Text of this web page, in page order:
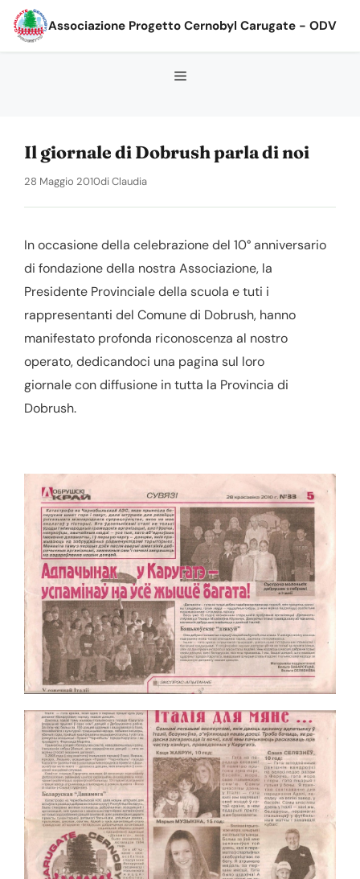
Associazione Progetto Cernobyl Carugate - ODV
Il giornale di Dobrush parla di noi
28 Maggio 2010diClaudia
In occasione della celebrazione del 10° anniversario
di fondazione della nostra Associazione, la
Presidente Provinciale della scuola e tuti i
rappresentanti del Comune di Dobrush, hanno
manifestato profonda riconoscenza al nostro
operato, dedicandoci una pagina sul loro
giornale con diffusione in tutta la Provincia di
Dobrush.